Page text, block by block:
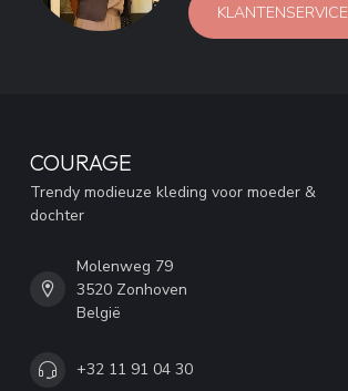
KLANTENSERVICE
COURAGE
Trendy modieuze kleding voor moeder &
dochter
Molenweg 79
3520 Zonhoven
België
+32 11 91 04 30